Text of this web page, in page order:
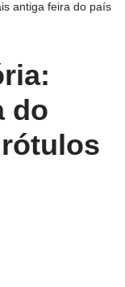
antiga feira do país
do